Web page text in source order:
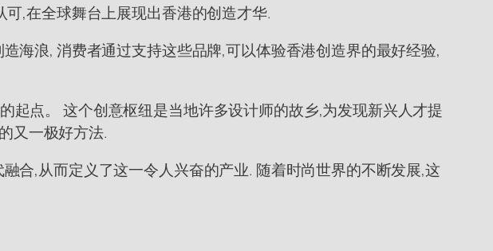
,在全球舞台上展现出香港的创造才华.
海浪, 消费者通过支持这些品牌,可以体验香港创造界的最好经验,
起点。 这个创意枢纽是当地许多设计师的故乡,为发现新兴人才提
又一极好方法.
合,从而定义了这一令人兴奋的产业. 随着时尚世界的不断发展,这